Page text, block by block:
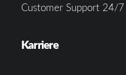
Customer Support 24/7
Karriere